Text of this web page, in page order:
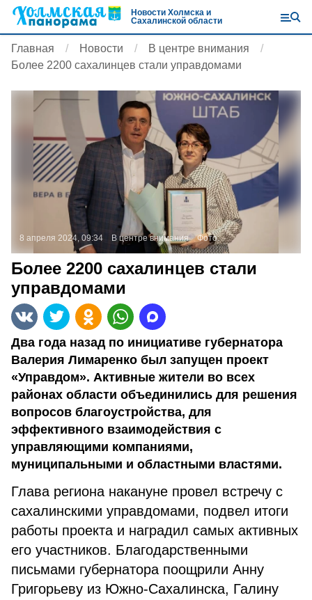
Новости Холмска и
Сахалинской области
Главная Новости
В центре внимания
Более 2200 сахалинцев стали управдомами
8 апреля 2024, 09:34 В центре внимания Фото:
Более 2200 сахалинцев стали
управдомами
Два года назад по инициативе губернатора
Валерия Лимаренко был запущен проект
«Управдом». Активные жители во всех
районах области объединились для решения
вопросов благоустройства, для
эффективного взаимодействия с
управляющими компаниями,
муниципальными и областными властями.
Глава региона накануне провел встречу с
сахалинскими управдомами, подвел итоги
работы проекта и наградил самых активных
его участников. Благодарственными
письмами губернатора поощрили Анну
Григорьеву из Южно-Сахалинска, Галину